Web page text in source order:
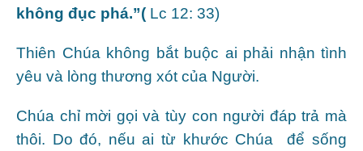
không đục phá.”( Lc 12: 33)
Thiên Chúa không bắt buộc ai phải nhận tình
yêu và lòng thương xót của Người.
Chúa chỉ mời gọi và tùy con người đáp trả mà
thôi. Do đó, nếu ai từ khước Chúa để sống